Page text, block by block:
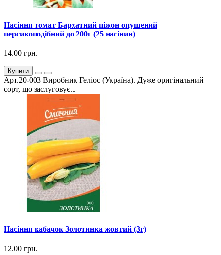
Насіння томат Бархатний піжон опушений
персикоподібний до 200г (25 насінин)
14.00 грн.
Купити
Арт.20-003 Виробник Геліос (Україна). Дуже оригінальний
сорт, що заслуговує...
Насіння кабачок Золотинка жовтий (3г)
12.00 грн.